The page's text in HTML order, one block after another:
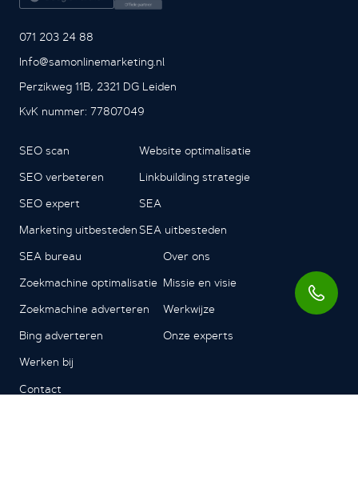
071 203 24 88
Info@samonlinemarketing.nl
Perzikweg 11B, 2321 DG Leiden
KvK nummer: 77807049
SEO scan
SEO verbeteren
SEO expert
Marketing uitbesteden
Website optimalisatie
Linkbuilding strategie
SEA
SEA uitbesteden
SEA bureau
Zoekmachine optimalisatie
Zoekmachine adverteren
Bing adverteren
Over ons
Missie en visie
Werkwijze
Onze experts
Werken bij
Contact